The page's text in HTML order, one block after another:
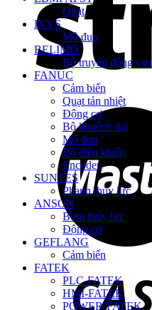
Quạt
IXYS
Mô đun
BELIMO
Bộ truyền động van
FANUC
Cảm biến
Quạt tản nhiệt
Động cơ
Bộ khuếch đại
Mô đun
Bộ điều khiển
Encoder
SUNTES
Phanh thủy lực
ANSON
Bơm thủy lực
Động cơ
GEFLANG
Cảm biến
FATEK
PLC-FATEK
HMI-FATEK
POWER-FATEK